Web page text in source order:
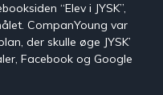
“Elev i JYSK”,
CompanYoung var
der skulle øge JYSK’
Facebook og Google